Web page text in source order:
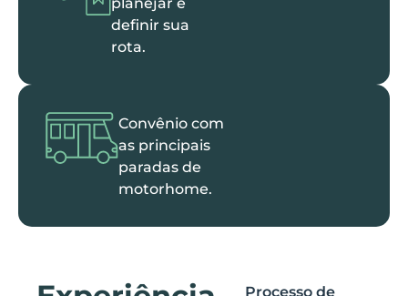
planejar e
definir sua
rota.
Convênio com
as principais
paradas de
motorhome.
Processo de